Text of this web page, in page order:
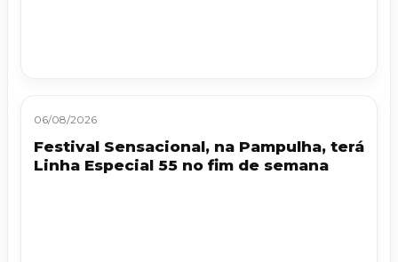
06/08/2026
Festival Sensacional, na Pampulha, terá
Linha Especial 55 no fim de semana